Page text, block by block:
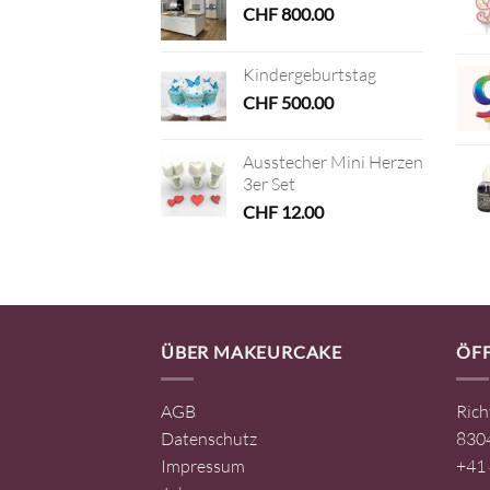
CHF800.00
Kindergeburtstag
CHF500.00
Ausstecher Mini Herzen
3er Set
CHF12.00
ÜBER MAKEURCAKE
AGB
Datenschutz
Impressum
+41